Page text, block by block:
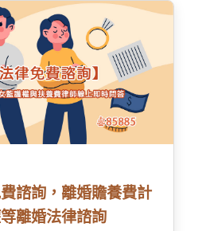
諮詢，離婚贍養費計
離婚法律諮詢